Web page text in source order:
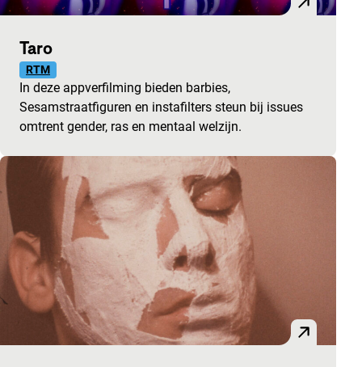
Taro
RTM
In deze appverfilming bieden barbies,
Sesamstraatfiguren en instafilters steun bij issues
omtrent gender, ras en mentaal welzijn.